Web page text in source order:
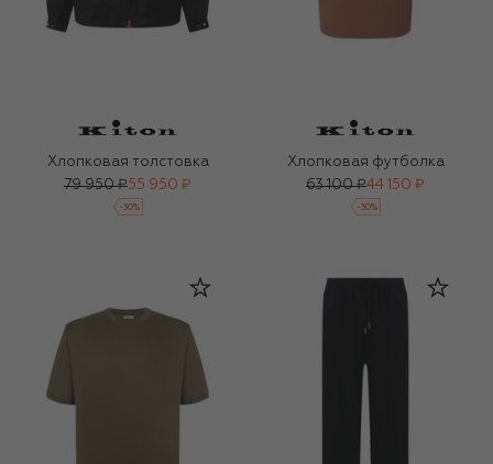
Хлопковая толстовка
79 950 ₽55 950 ₽
-30%
Хлопковая футболка
63 100 ₽44 150 ₽
-30%